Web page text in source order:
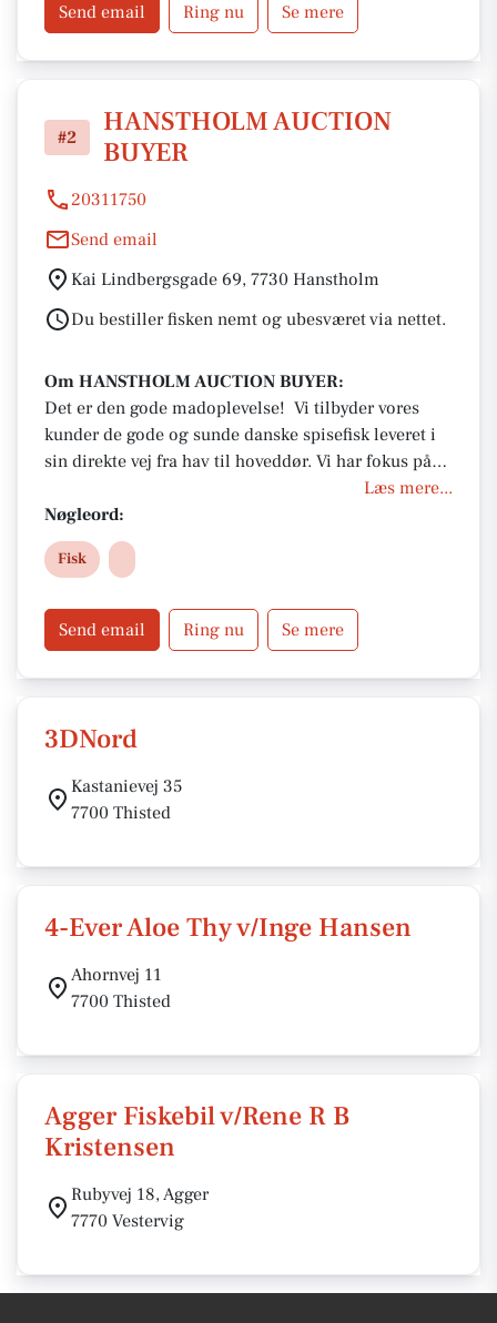
Send email Ring nu Se mere
#2
HANSTHOLM AUCTION
BUYER
20311750
Send email
Kai Lindbergsgade 69, 7730 Hanstholm
Du bestiller fisken nemt og ubesværet via nettet.
Om HANSTHOLM AUCTION BUYER:
Det er den gode madoplevelse! Vi tilbyder vores
kunder de gode og sunde danske spisefisk leveret i
sin direkte vej fra hav til hoveddør. Vi har fokus på
kvalitet og leverer fisken klar til brug i køkkenet
Sundt - Friskt - Nemt
Læs mere...
Nøgleord:
Fisk
Send email Ring nu Se mere
3DNord
Kastanievej 35
7700 Thisted
4-Ever Aloe Thy v/Inge Hansen
Ahornvej 11
7700 Thisted
Agger Fiskebil v/Rene R B
Kristensen
Rubyvej 18, Agger
7770 Vestervig